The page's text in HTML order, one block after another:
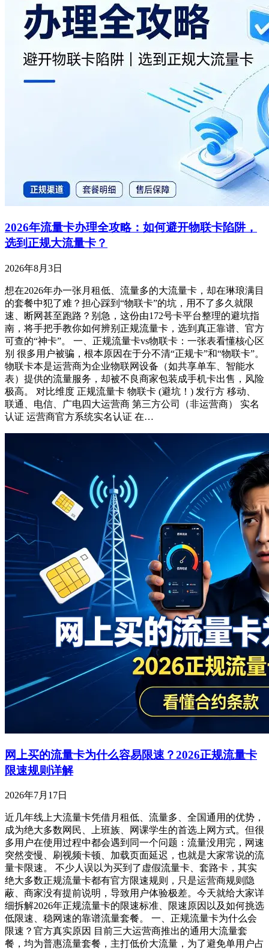
2026年流量卡办理全攻略：如何避开物联卡陷阱，
选到正规大流量卡？
2026年8月3日
想在2026年办一张月租低、流量多的大流量卡，却在琳琅满目
的套餐中犯了难？担心踩到“物联卡”的坑，用不了多久就限
速、断网甚至跑路？别急，这份由172号卡平台整理的避坑指
南，将手把手教你如何辨别正规流量卡，选到真正靠谱、官方
可查的“神卡”。 一、正规流量卡vs物联卡：一张表看懂核心区
别 很多用户被骗，根本原因在于分不清“正规卡”和“物联卡”。
物联卡本是运营商为企业物联网设备（如共享单车、智能水
表）提供的流量服务，却被不良商家包装成手机卡出售，风险
极高。 对比维度 正规流量卡 物联卡 (避坑！) 发行方 移动、
联通、电信、广电四大运营商 第三方公司（非运营商） 实名
认证 运营商官方系统实名认证 在…
网上买的流量卡为什么容易限速？2026正规流量卡
限速规则详解
2026年7月17日
近几年线上大流量卡凭借月租低、流量多、全国通用的优势，
成为绝大多数网民、上班族、网课学生的首选上网方式。但很
多用户在使用过程中都会遇到同一个问题：流量没用完，网速
突然变慢、刷视频卡顿、加载页面延迟，也就是大家常说的流
量卡限速。 不少人误以为买到了虚假流量卡、套路卡，其实
绝大多数正规流量卡都有官方限速规则，只是运营商规则隐
蔽、商家没有提前说明，导致用户体验极差。今天就给大家详
细拆解2026年正规流量卡的限速标准、限速原因以及如何挑选
低限速、稳网速的靠谱流量套餐。 一、正规流量卡为什么会
限速？官方真实原因 目前三大运营商推出的通用大流量套
餐，均为普惠流量套餐，主打低价大流量，为了避免单用户占